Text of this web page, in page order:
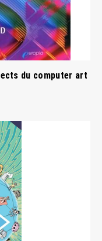
du computer art